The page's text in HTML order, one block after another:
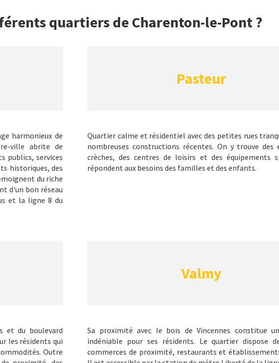
quartiers de Charenton-le-Pont ?
harmonieux de
ville abrite de
publics, services
historiques, des
du riche
d'un bon réseau
et la ligne 8 du
Pasteur
Quartier calme et résidentiel avec des petites rues
nombreuses constructions récentes. On y trouve des
crèches, des centres de loisirs et des équipements
répondent aux besoins des familles et des enfants.
et du boulevard
les résidents qui
Outre
Valmy
Sa proximité avec le bois de Vincennes constitue
indéniable pour ses résidents. Le quartier dispose
commerces de proximité, restaurants et